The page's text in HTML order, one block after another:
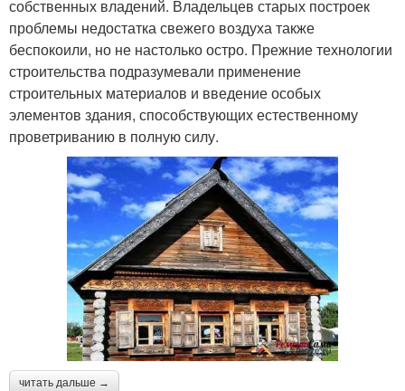
собственных владений. Владельцев старых построек
проблемы недостатка свежего воздуха также
беспокоили, но не настолько остро. Прежние технологии
строительства подразумевали применение
строительных материалов и введение особых
элементов здания, способствующих естественному
проветриванию в полную силу.
читать дальше →